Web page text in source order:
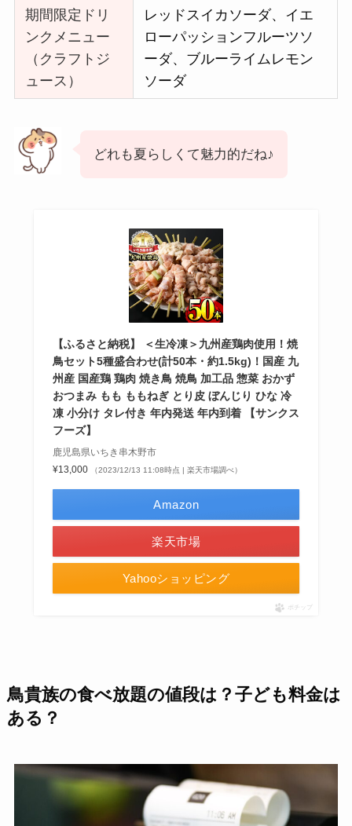
期間限定ドリ
ンクメニュー
（クラフトジ
ュース）
レッドスイカソーダ、イエ
ローパッションフルーツソ
ーダ、ブルーライムレモン
ソーダ
どれも夏らしくて魅力的だね♪
【ふるさと納税】 ＜生冷凍＞九州産鶏肉使用！焼
鳥セット5種盛合わせ(計50本・約1.5kg)！国産 九
州産 国産鶏 鶏肉 焼き鳥 焼鳥 加工品 惣菜 おかず
おつまみ もも ももねぎ とり皮 ぼんじり ひな 冷
凍 小分け タレ付き 年内発送 年内到着 【サンクス
フーズ】
鹿児島県いちき串木野市
¥13,000
（2023/12/13 11:08時点 | 楽天市場調べ）
Amazon
楽天市場
Yahooショッピング
ポチップ
鳥貴族の食べ放題の値段は？子ども料金は
ある？